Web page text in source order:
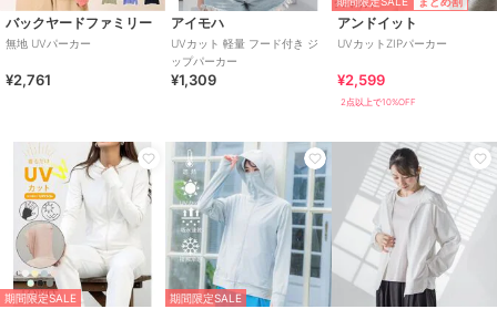
バックヤードファミリー
無地 UVパーカー
¥2,761
アイモハ
UVカット 軽量 フード付き ジ
ップパーカー
¥1,309
アンドイット
UVカットZIPパーカー
¥2,599
2点以上で10%OFF
期間限定SALE 期間限定SALE